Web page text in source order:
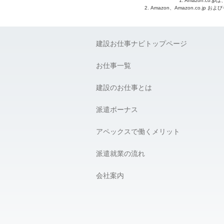
2. Amazon、Amazon.co.jp およ
建設お仕事ナビトップページ
お仕事一覧
建設のお仕事とは
派遣ボーナス
アペックスで働くメリット
派遣就業の流れ
会社案内